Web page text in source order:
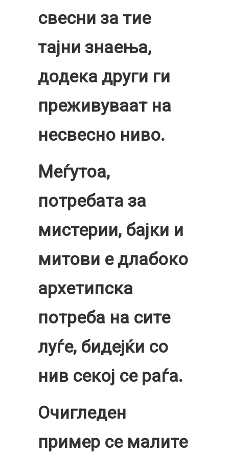
свесни за тие
тајни знаења,
додека други ги
преживуваат на
несвесно ниво.
Меѓутоа,
потребата за
мистерии, бајки и
митови е длабоко
архетипска
потреба на сите
луѓе, бидејќи со
нив секој се раѓа.
Очигледен
пример се малите